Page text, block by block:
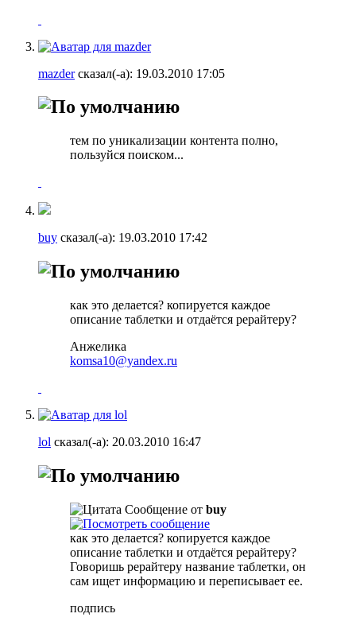
mazderсказал(-а): 19.03.2010 17:05
тем по уникализации контента полно,
пользуйся поиском...
buy сказал(-а): 19.03.2010 17:42
как это делается? копируется каждое
описание таблетки и отдаётся рерайтеру?
Анжелика
komsa10@yandex.ru
lol сказал(-а): 20.03.2010 16:47
Сообщение от buy
как это делается? копируется каждое
описание таблетки и отдаётся рерайтеру?
Говоришь рерайтеру название таблетки, он
сам ищет информацию и переписывает ее.
подпись